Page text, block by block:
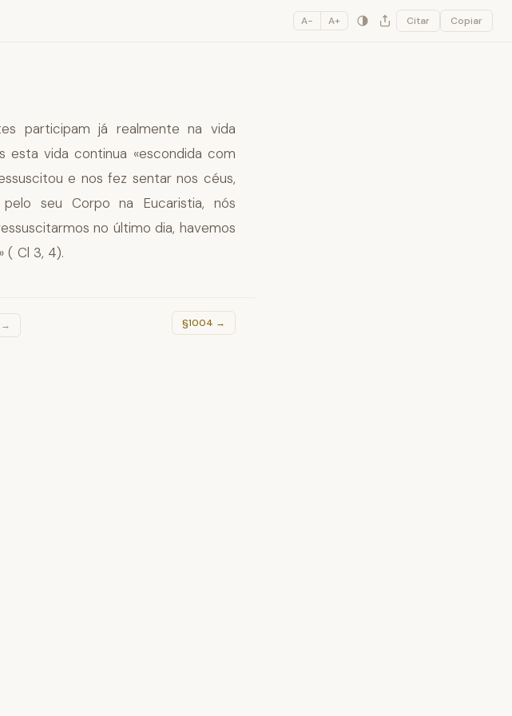
A− A+ Citar Copiar
participam já realmente na vida
esta vida continua «escondida com
e nos fez sentar nos céus,
seu Corpo na Eucaristia, nós
no último dia, havemos
( Cl 3, 4).
→ §1004 →